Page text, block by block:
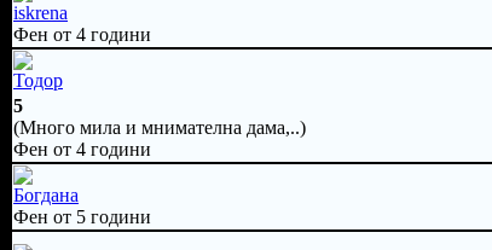
iskrena
Фен от 4 години
Тодор
5
(Много мила и мнимателна дама,..)
Фен от 4 години
Богдана
Фен от 5 години